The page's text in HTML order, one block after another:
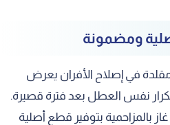
ومضمونة
مقلدة في إصلاح الأفران يعرض
نفس العطل بعد فترة قصيرة.
بالمزاحمية بتوفير قطع أصلية